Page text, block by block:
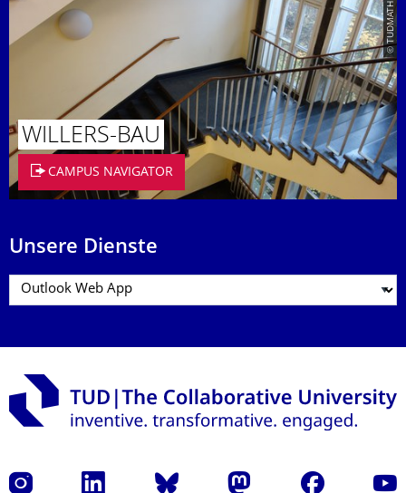
© TUDMATH
WILLERS-BAU
CAMPUS NAVIGATOR
Unsere Dienste
Instagram LinkedIn Bluesky Mastodon Facebook